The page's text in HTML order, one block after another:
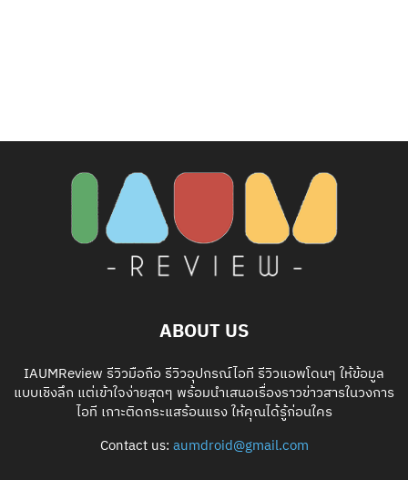
ABOUT US
IAUMReview รีวิวมือถือ รีวิวอุปกรณ์ไอที รีวิวแอพโดนๆ ให้ข้อมูล
แบบเชิงลึก แต่เข้าใจง่ายสุดๆ พร้อมนำเสนอเรื่องราวข่าวสารในวงการ
ไอที เกาะติดกระแสร้อนแรง ให้คุณได้รู้ก่อนใคร
Contact us: aumdroid@gmail.com